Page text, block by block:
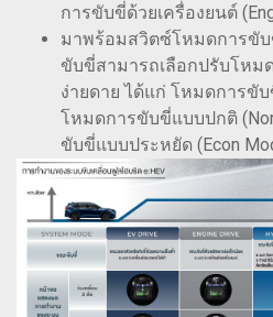
การขับขี่ด้วยเครื่องยนต์
มาพร้อมสวิตซ์โหมดการขับ
ขับขี่สามารถเลือกปรับโหม
ง่ายดาย ได้แก่ โหมดการขั
โหมดการขับขี่แบบปกติ
ขับขี่แบบประหยัด (Econ